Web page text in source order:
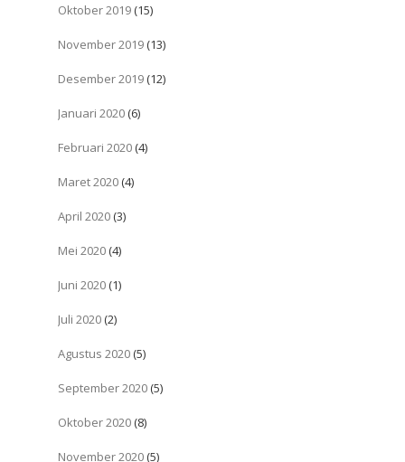
Oktober 2019 (15)
November 2019 (13)
Desember 2019 (12)
Januari 2020 (6)
Februari 2020 (4)
Maret 2020 (4)
April 2020 (3)
Mei 2020 (4)
Juni 2020 (1)
Juli 2020 (2)
Agustus 2020 (5)
September 2020 (5)
Oktober 2020 (8)
November 2020 (5)